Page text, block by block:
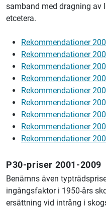
samband med dragning av
etcetera.
Rekommendationer
Rekommendationer
Rekommendationer
Rekommendationer
Rekommendationer
Rekommendationer
Rekommendationer
Rekommendationer
Rekommendationer
P30-priser 2001-2009
Benämns även
ingångsfaktor i 1950-års
ersättning vid intrång i